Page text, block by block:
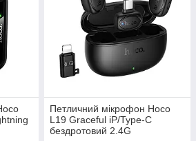
Петличний мікрофон Hoco
L19 Graceful iP/Type-C
бездротовий 2.4G